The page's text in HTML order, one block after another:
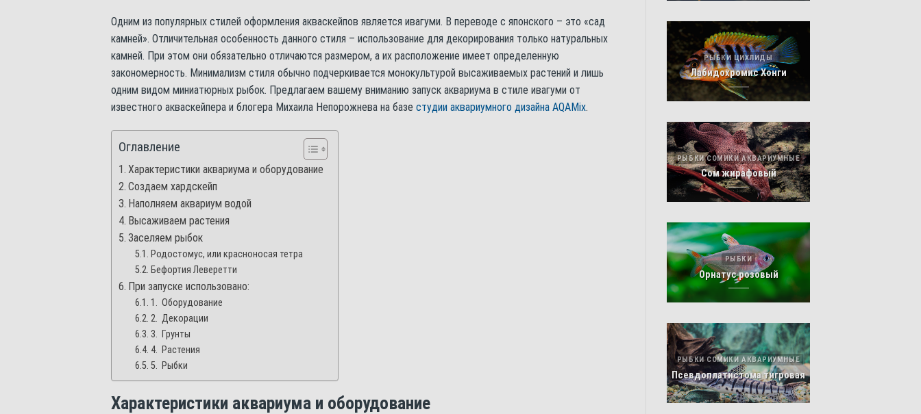
Одним из популярных стилей оформления акваскейпов является ивагуми. В переводе с японского – это «сад
камней». Отличительная особенность данного стиля – использование для декорирования только натуральных
камней. При этом они обязательно отличаются размером, а их расположение имеет определенную
закономерность. Минимализм стиля обычно подчеркивается монокультурой высаживаемых растений и лишь
одним видом миниатюрных рыбок. Предлагаем вашему вниманию запуск аквариума в стиле ивагуми от
известного акваскейпера и блогера Михаила Непорожнева на базе студии аквариумного дизайна AQAMix.
Оглавление
Характеристики аквариума и оборудование
Создаем хардскейп
Наполняем аквариум водой
Высаживаем растения
Заселяем рыбок
Родостомус, или красноносая тетра
Бефортия Леверетти
При запуске использовано:
1. Оборудование
2. Декорации
3. Грунты
4. Растения
5. Рыбки
Характеристики аквариума и оборудование
РЫБКИ ЦИХЛИДЫ
Лабидохромис Хонги
РЫБКИ СОМИКИ АКВАРИУМНЫЕ
Сом жирафовый
РЫБКИ
Орнатус розовый
РЫБКИ СОМИКИ АКВАРИУМНЫЕ
Псевдоплатистома тигровая